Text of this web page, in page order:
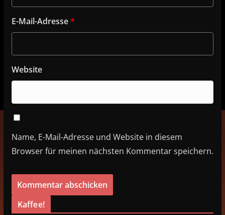
E-Mail-Adresse*
Website
Name, E-Mail-Adresse und Website in diesem
Browser für meinen nächsten Kommentar speichern.
Kaffee!